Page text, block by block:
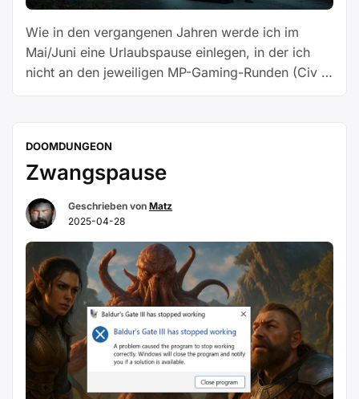
Wie in den vergangenen Jahren werde ich im
Mai/Juni eine Urlaubspause einlegen, in der ich
nicht an den jeweiligen MP-Gaming-Runden (Civ 7,
Das bedeutet, dass ich in der 20. Kalenderwoche
…Weiterlesen„Vorabinfo
den
2025“
DOOMDUNGEON
Zwangspause
Geschrieben von Matz
2025-04-28